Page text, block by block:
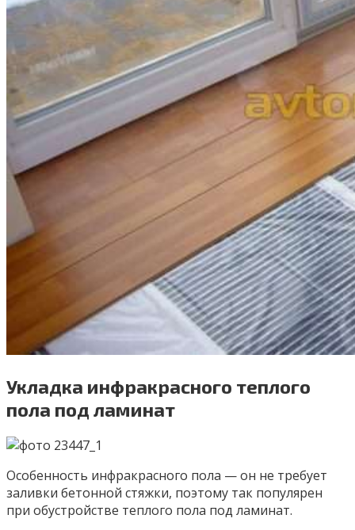
Укладка инфракрасного теплого
пола под ламинат
Особенность инфракрасного пола — он не требует
заливки бетонной стяжки, поэтому так популярен
при обустройстве теплого пола под ламинат.